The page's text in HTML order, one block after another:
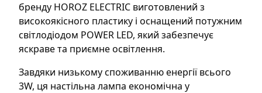
бренду HOROZ ELECTRIC виготовлений з
високоякісного пластику і оснащений потужним
світлодіодом POWER LED, який забезпечує
яскраве та приємне освітлення.
Завдяки низькому споживанню енергії всього
3W, ця настільна лампа економічна у